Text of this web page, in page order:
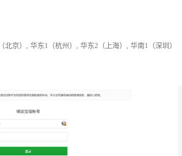
北京）, 华东1（杭州）, 华东2（上海）, 华南1（深圳）